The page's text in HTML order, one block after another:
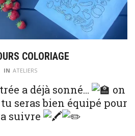
COLORIAGE
IN ATELIERS
a déjà sonné…
on
seras bien équipé pour
suivre